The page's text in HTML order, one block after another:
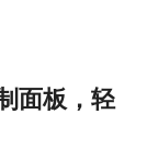
面板，轻